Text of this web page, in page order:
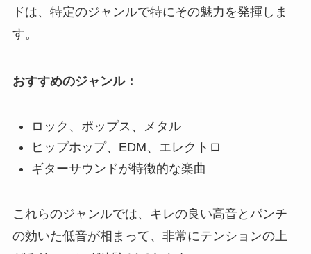
ドは、特定のジャンルで特にその魅力を発揮しま
す。
おすすめのジャンル：
ロック、ポップス、メタル
ヒップホップ、EDM、エレクトロ
ギターサウンドが特徴的な楽曲
これらのジャンルでは、キレの良い高音とパンチ
の効いた低音が相まって、非常にテンションの上